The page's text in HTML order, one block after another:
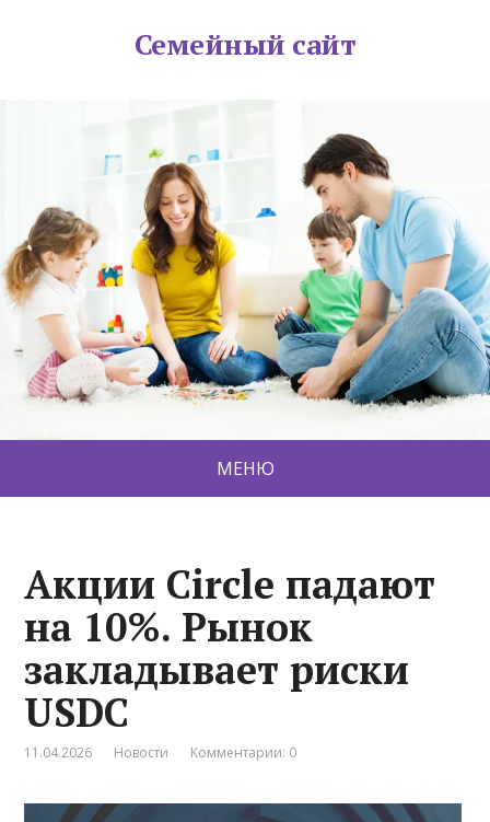
Семейный сайт
МЕНЮ
Акции Circle падают
на 10%. Рынок
закладывает риски
USDC
11.04.2026 Новости Комментарии: 0